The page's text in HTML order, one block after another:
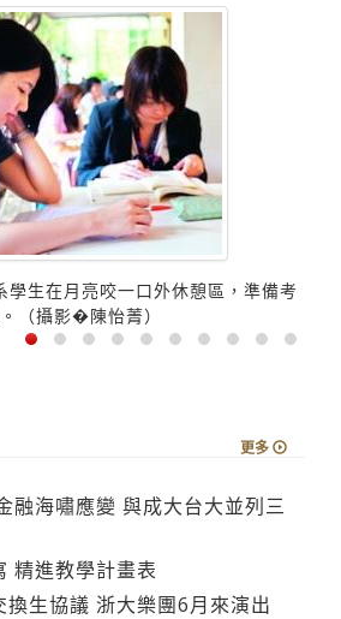
學生在月亮咬一口外休憩區，準備考
（攝影�陳怡菁）
更多
融海嘯應變 與成大台大並列三
精進教學計畫表
生協議 浙大樂團6月來演出